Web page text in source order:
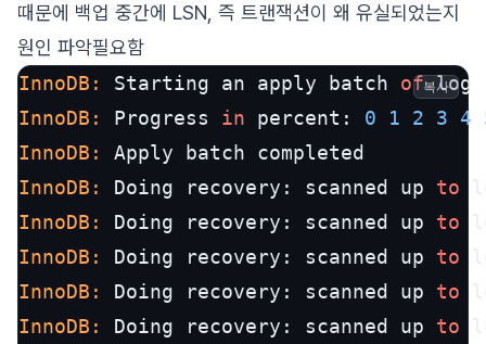
때문에 백업 중간에 LSN, 즉 트랜잭션이 왜 유실되었는지
원인 파악필요함
InnoDB:
Starting an apply batch of log
InnoDB:
Progress in percent: 0 1 2 3 4
InnoDB:
InnoDB:
Doing recovery: scanned up to
InnoDB:
Doing recovery: scanned up to
InnoDB:
Doing recovery: scanned up to
InnoDB:
Doing recovery: scanned up to
InnoDB:
Doing recovery: scanned up to
복사